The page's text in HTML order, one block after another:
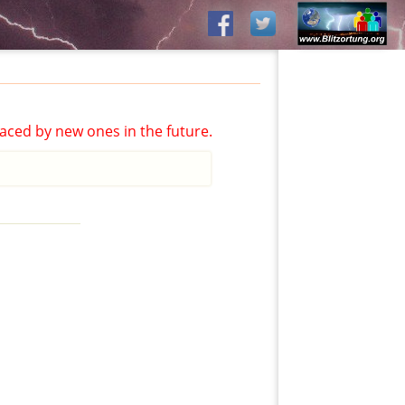
by new ones in the future.